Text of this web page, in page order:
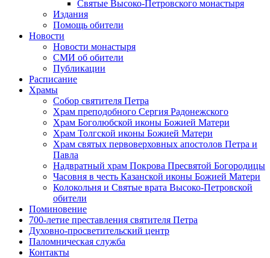
Святые Высоко-Петровского монастыря
Издания
Помощь обители
Новости
Новости монастыря
СМИ об обители
Публикации
Расписание
Храмы
Собор святителя Петра
Храм преподобного Сергия Радонежского
Храм Боголюбской иконы Божией Матери
Храм Толгской иконы Божией Матери
Храм святых первоверховных апостолов Петра и
Павла
Надвратный храм Покрова Пресвятой Богородицы
Часовня в честь Казанской иконы Божией Матери
Колокольня и Святые врата Высоко-Петровской
обители
Поминовение
700-летие преставления святителя Петра
Духовно-просветительский центр
Паломническая служба
Контакты